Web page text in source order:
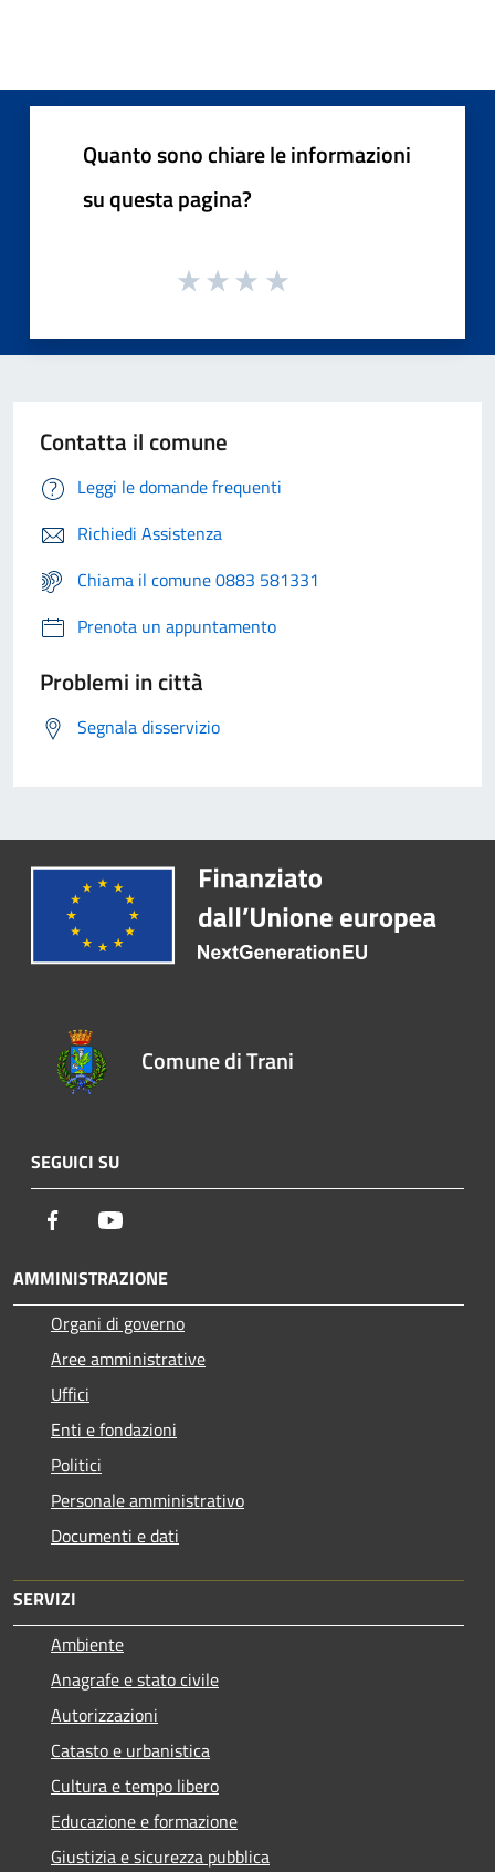
Quanto sono chiare le informazioni
su questa pagina?
Contatta il comune
Leggi le domande frequenti
Richiedi Assistenza
Chiama il comune 0883 581331
Prenota un appuntamento
Problemi in città
Segnala disservizio
Comune di Trani
SEGUICI SU
Facebook
AMMINISTRAZIONE
Organi di governo
Aree amministrative
Uffici
Enti e fondazioni
Politici
Personale amministrativo
Documenti e dati
SERVIZI
Ambiente
Anagrafe e stato civile
Autorizzazioni
Catasto e urbanistica
Cultura e tempo libero
Educazione e formazione
Giustizia e sicurezza pubblica